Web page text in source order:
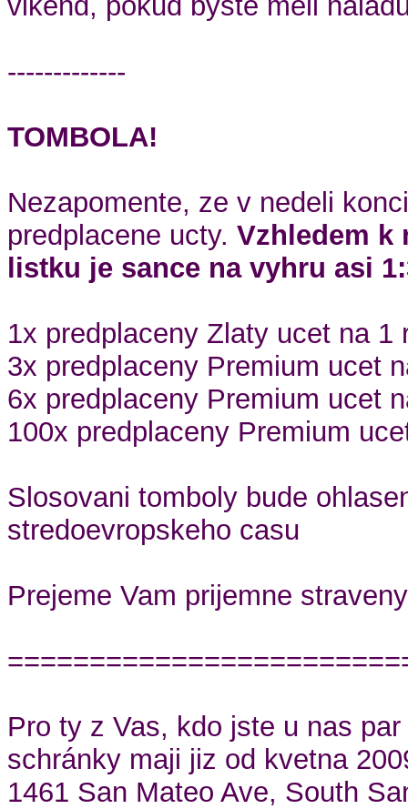
-------------
TOMBOLA!
Nezapomente, ze v nedeli
predplacene ucty. Vzhledem k
listku je sance na vyhru asi
1x predplaceny Zlaty ucet na 1
3x predplaceny Premium ucet
6x predplaceny Premium ucet
100x predplaceny Premium
Slosovani tomboly bude
stredoevropskeho casu
Prejeme Vam prijemne
Pro ty z Vas, kdo jste u nas
schránky maji jiz od kvetna
1461 San Mateo Ave, South